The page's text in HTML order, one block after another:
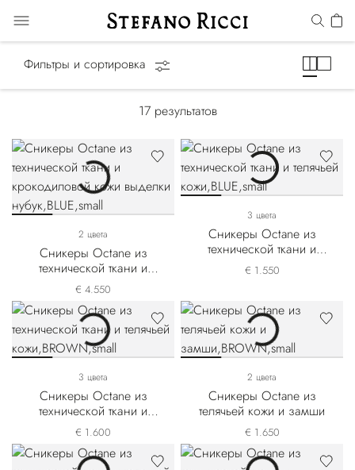
Фильтры и сортировка
17 результатов
2 цвета
Сникеры Octane из
технической ткани и
крокодиловой кожи
выделки нубук
€ 4.550
3 цвета
Сникеры Octane из
технической ткани и
телячьей кожи
€ 1.550
3 цвета
Сникеры Octane из
технической ткани и
телячьей кожи
€ 1.600
2 цвета
Сникеры Octane из
телячьей кожи и замши
€ 1.650